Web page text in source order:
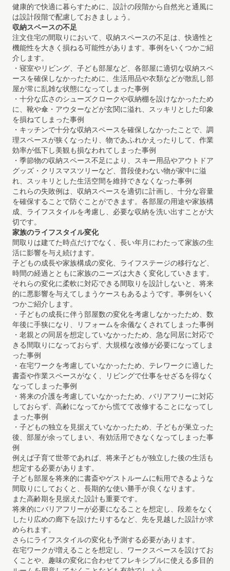
健康的で快適に暮らすために、設計の段階から自然光と通風に
は設計段階で配慮しておきましょう。
収納スペースの不足
注文住宅の間取りにおいて、収納スペースの不足は、快適性と
機能性を大きく損ねる可能性があります。事例をいくつかご紹
介します。
・寝室やリビング、子ども部屋など、各部屋に適切な収納スペ
ースを確保しなかったために、生活用品や衣類などが散乱し部
屋が常に乱雑な状態になってしまった事例
・十分な広さのシューズクロークや収納棚を設けなかったため
に、靴や傘・アウターなどが玄関に溢れ、スッキリとした印象
を損ねてしまった事例
・キッチンで十分な収納スペースを確保しなかったことで、調
理スペースが狭くなったり、物であふれかえったりして、作業
効率が低下し美観も損なわれてしまった事例
・季節物の収納スペース不足により、スキー用品やアウトドア
グッズ・クリスマスツリーなど、普段使わない物が家中に溢
れ、スッキリとした生活空間を維持できなくなった事例
これらの失敗例は、収納スペースを適切に計画し、十分な容量
を確保することで防ぐことができます。各部屋の用途や家族構
成、ライフスタイルを考慮し、必要な収納を洗い出すことが大
切です。
家族のライフスタイル変化
間取りは建てた時点だけでなく、長い年月にわたって家族の生
活に影響を与え続けます。
子どもの成長や家族構成の変化、ライフステージの移行など、
時間の経過とともに家族のニーズは大きく変化していきます。
それらの変化に柔軟に対応できる間取りを設計しないと、将来
的に悪影響を与えてしまうケースもあるようです。事例をいく
つかご紹介します。
・子どもの成長に伴う部屋数の変化を考慮しなかったため、数
年後に手狭になり、リフォームを余儀なくされてしまった事例
・老親との同居を想定していなかったため、急な同居に対応で
きる間取りになっておらず、大規模な改修が必要になってしま
った事例
・在宅ワークを考慮していなかったため、テレワークに適した
書斎や作業スペースがなく、リビングで仕事をせざるを得なく
なってしまった事例
・将来の介護を考慮していなかったため、バリアフリーに対応
しておらず、高齢になってから慌てて改修することになってし
まった事例
・子どもの独立を見据えていなかったため、子どもが巣立った
後、部屋が余ってしまい、有効活用できなくなってしまった事
例
例えば子育て世帯であれば、将来子どもが独立した後の生活も
想定する必要があります。
子ども部屋を将来的に書斎やゲストルームに転用できるような
間取りにしておくと、長期的な使い勝手が良くなります。
また高齢期を見据えた設計も重要です。
将来的にバリアフリーが必要になることを想定し、段差をなく
したり広めの廊下を設けたりするなど、先を見越した設計が求
められます。
さらにライフスタイルの変化も予測する必要があります。
在宅ワークが増えることを想定し、ワークスペースを設けてお
くことや、趣味の変化に合わせてフレキシブルに使える多目的